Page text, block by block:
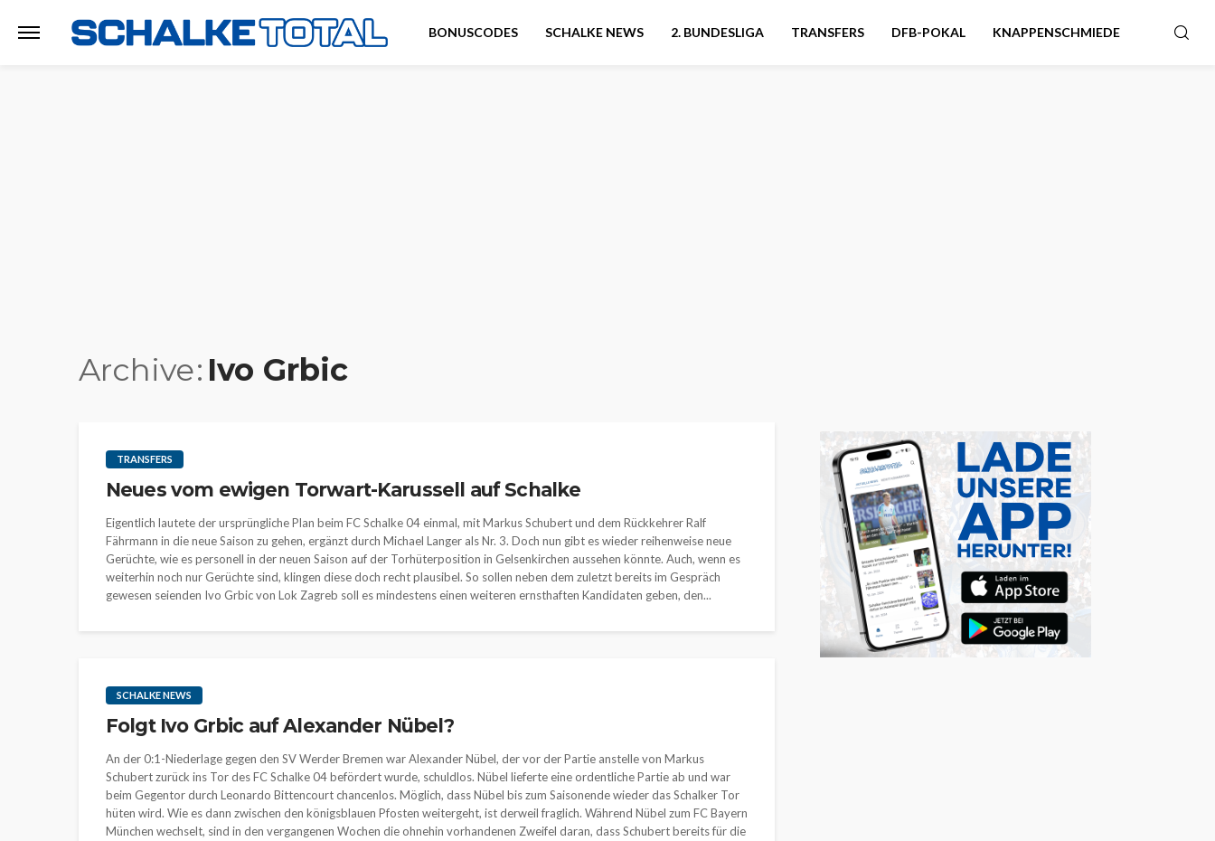
BONUSCODES SCHALKE NEWS 2. BUNDESLIGA TRANSFERS DFB-POKAL KNAPPENSCHMIEDE
Archive Ivo Grbic
TRANSFERS
Neues vom ewigen Torwart-Karussell auf Schalke
Eigentlich lautete der ursprüngliche Plan beim FC Schalke 04 einmal, mit Markus Schubert und dem Rückkehrer Ralf
Fährmann in die neue Saison zu gehen, ergänzt durch Michael Langer als Nr. 3. Doch nun gibt es wieder reihenweise neue
Gerüchte, wie es personell in der neuen Saison auf der Torhüterposition in Gelsenkirchen aussehen könnte. Auch, wenn es
weiterhin noch nur Gerüchte sind, klingen diese doch recht plausibel. So sollen neben dem zuletzt bereits im Gespräch
gewesen seienden Ivo Grbic von Lok Zagreb soll es mindestens einen weiteren ernsthaften Kandidaten geben, den...
SCHALKE NEWS
Folgt Ivo Grbic auf Alexander Nübel?
An der 0:1-Niederlage gegen den SV Werder Bremen war Alexander Nübel, der vor der Partie anstelle von Markus
Schubert zurück ins Tor des FC Schalke 04 befördert wurde, schuldlos. Nübel lieferte eine ordentliche Partie ab und war
beim Gegentor durch Leonardo Bittencourt chancenlos. Möglich, dass Nübel bis zum Saisonende wieder das Schalker Tor
hüten wird. Wie es dann zwischen den königsblauen Pfosten weitergeht, ist derweil fraglich. Während Nübel zum FC Bayern
München wechselt, sind in den vergangenen Wochen die ohnehin vorhandenen Zweifel daran, dass Schubert bereits für die